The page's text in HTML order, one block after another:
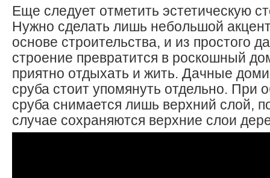
Еще следует отметить эстетическую
Нужно сделать лишь небольшой
основе строительства, и из простого
строение превратится в роскошный
приятно отдыхать и жить. Дачные
сруба стоит упомянуть отдельно. При
сруба снимается лишь верхний слой,
случае сохраняются верхние слои